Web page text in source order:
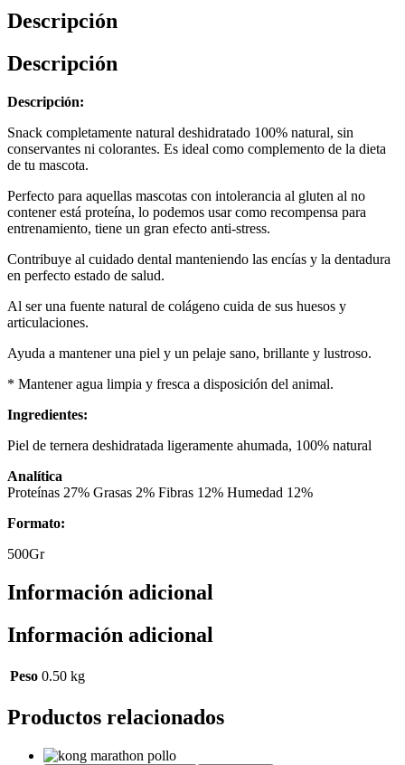
Descripción
Descripción
Descripción:
Snack completamente natural deshidratado 100% natural, sin
conservantes ni colorantes. Es ideal como complemento de la dieta
de tu mascota.
Perfecto para aquellas mascotas con intolerancia al gluten al no
contener está proteína, lo podemos usar como recompensa para
entrenamiento, tiene un gran efecto anti-stress.
Contribuye al cuidado dental manteniendo las encías y la dentadura
en perfecto estado de salud.
Al ser una fuente natural de colágeno cuida de sus huesos y
articulaciones.
Ayuda a mantener una piel y un pelaje sano, brillante y lustroso.
* Mantener agua limpia y fresca a disposición del animal.
Ingredientes:
Piel de ternera deshidratada ligeramente ahumada, 100% natural
Analítica
Proteínas 27% Grasas 2% Fibras 12% Humedad 12%
Formato:
500Gr
Información adicional
Información adicional
Peso 0.50 kg
Productos relacionados